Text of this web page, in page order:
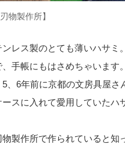
物製作所】
レス製のとても薄いハサミ。
手帳にもはさめちゃいます。
、6年前に京都の文房具屋さ
スに入れて愛用していたハ
製作所で作られていると知